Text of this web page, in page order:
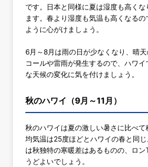
です。日本と同様に夏は湿度も高く
ます。春より湿度も気温も高くなる
ように心がけましょう。
6月～8月は雨の日が少なくなり、晴
コールや雷雨が発生するので、ハワ
な天候の変化に気を付けましょう。
秋のハワイ（9月～11月）
秋のハワイは夏の激しい暑さに比べ
均気温は25度ほどとハワイの春と同
は秋独特の寒暖差はあるものの、ロ
うどよいでしょう。